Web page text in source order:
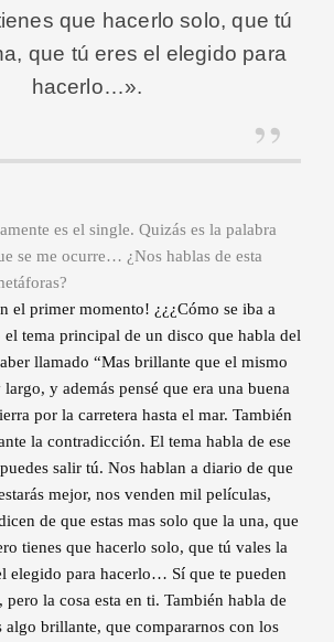
que hacerlo solo, que tú
que tú eres el elegido para
hacerlo…».
es el single. Quizás es la palabra
se me ocurre… ¿Nos hablas de esta
el primer momento! ¿¿¿Cómo se iba a
el tema principal de un disco que habla del
llamado “Mas brillante que el mismo
y además pensé que era una buena
por la carretera hasta el mar. También
la contradicción. El tema habla de ese
salir tú. Nos hablan a diario de que
mejor, nos venden mil películas,
de que estas mas solo que la una, que
tienes que hacerlo solo, que tú vales la
elegido para hacerlo… Sí que te pueden
la cosa esta en ti. También habla de
algo brillante, que compararnos con los